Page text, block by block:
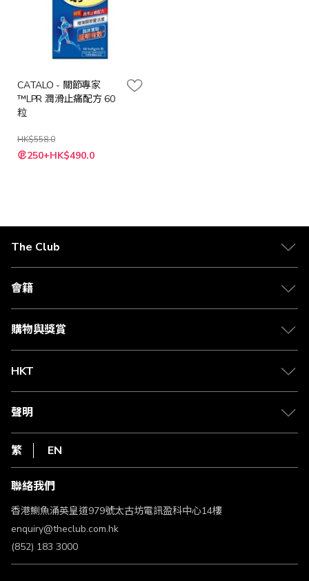
CATALO - 關節專家
™LPR 潤滑止痛配方 60
粒
HK$558.0
特
殊 250+HK$490.0
The Club
關於 The Club
合作夥伴
媒體中心
會籍
會籍及專屬禮遇
賺取積分
購物與獎賞
物流與配送
Club Shopping 商品領取站
常見問題
HKT
csl.
1010
HKT
聲明
私隱聲明
使用條款
條款及細則
不歧視及不騷擾聲明
認可牌照及通告
繁 EN
聯絡我們
香港鰂魚涌英皇道979號太古坊電訊盈科中心14樓
enquiry@theclub.com.hk
(852) 183 3000